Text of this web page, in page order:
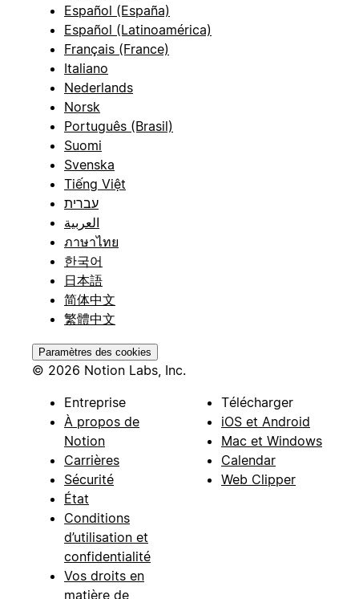
Español (España)
Español (Latinoamérica)
Français (France)
Italiano
Nederlands
Norsk
Português (Brasil)
Suomi
Svenska
Tiếng Việt
עברית
العربية
ภาษาไทย
한국어
日本語
简体中文
繁體中文
Paramètres des cookies
© 2026 Notion Labs, Inc.
Entreprise
À propos de
Notion
Carrières
Sécurité
État
Conditions
d’utilisation et
confidentialité
Vos droits en
matière de
Télécharger
iOS et Android
Mac et Windows
Calendar
Web Clipper